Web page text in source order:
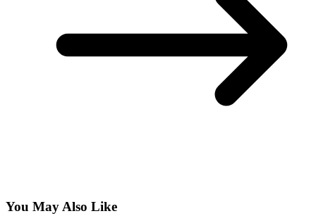
You May Also Like